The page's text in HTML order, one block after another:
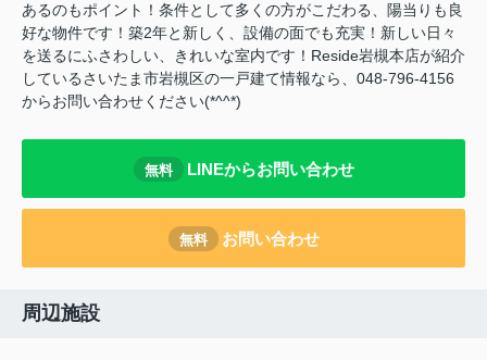
あるのもポイント！条件として多くの方がこだわる、陽当りも良
好な物件です！築2年と新しく、設備の面でも充実！新しい日々
を送るにふさわしい、きれいな室内です！Reside岩槻本店が紹介
しているさいたま市岩槻区の一戸建て情報なら、048-796-4156
からお問い合わせください(*^^*)
無料 LINEからお問い合わせ
無料 お問い合わせ
周辺施設